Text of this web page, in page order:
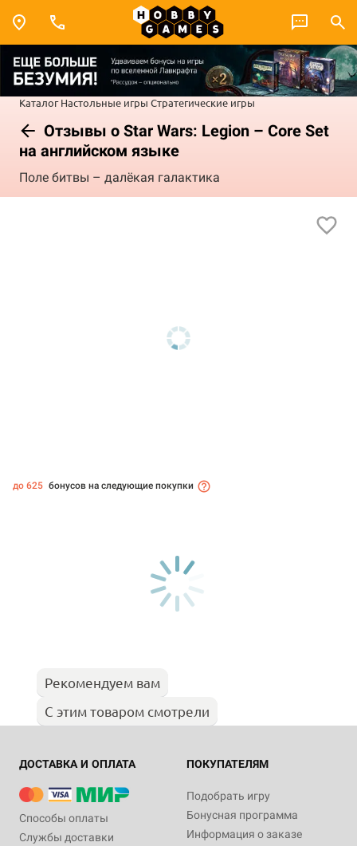
Каталог Настольные игры Стратегические игры
Отзывы о Star Wars: Legion – Core Set
на английском языке
Поле битвы – далёкая галактика
до 625 бонусов на следующие покупки
Рекомендуем вам
С этим товаром смотрели
ДОСТАВКА И ОПЛАТА
Способы оплаты
Службы доставки
ПОКУПАТЕЛЯМ
Подобрать игру
Бонусная программа
Информация о заказе